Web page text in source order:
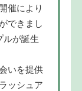
催により
できまし
ルが誕生
いを提供
ッシュア